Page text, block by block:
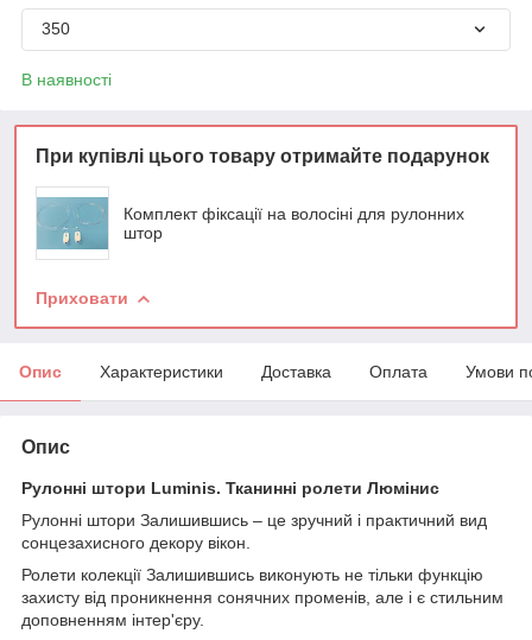
350
В наявності
При купівлі цього товару отримайте подарунок
Комплект фіксації на волосіні для рулонних
штор
Приховати
Опис Характеристики Доставка Оплата Умови
Опис
Рулонні штори Luminis. Тканинні ролети Люмінис
Рулонні штори Залишившись – це зручний і практичний вид
сонцезахисного декору вікон.
Ролети колекції Залишившись виконують не тільки функцію
захисту від проникнення сонячних променів, але і є стильним
доповненням інтер'єру.